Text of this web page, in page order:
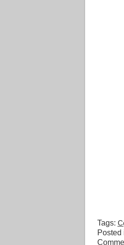
Tags:
Posted